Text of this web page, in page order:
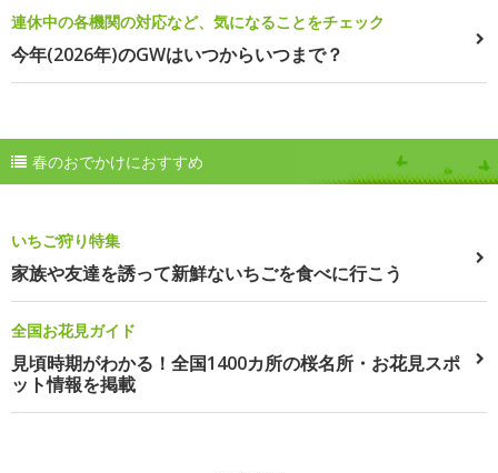
連休中の各機関の対応など、気になることをチェック
今年(2026年)のGWはいつからいつまで？
春のおでかけにおすすめ
いちご狩り特集
家族や友達を誘って新鮮ないちごを食べに行こう
全国お花見ガイド
見頃時期がわかる！全国1400カ所の桜名所・お花見スポ
ット情報を掲載